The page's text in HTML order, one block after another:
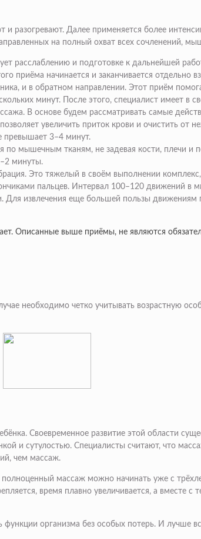
Далее применяется более
на полный охват всех сочленений,
расслаблению и подготовке к дальнейшей
приёма начинается и заканчивается отдельно
и в обратном направлении. Этот приём
минут. После этого, специалист имеет в
В основе будем рассматривать самые
увеличить приток крови и очистить от
превышает 3–4 минут.
мышечным тканям, не задевая кости, плечи и
минуты.
Это тяжелый в своём выполнении
пальцев. Интервал 100–120 движений в
извлечения еще большей пользы движениям
Описанные выше приёмы, не являются
необходимо четко учитывать возрастную
Своевременное развитие этой области
и сутулостью. Специалисты считают, что
чем массаж.
массаж можно начинать уже с
время плавно увеличивается, а вместе
организма без особых потерь. И лучше